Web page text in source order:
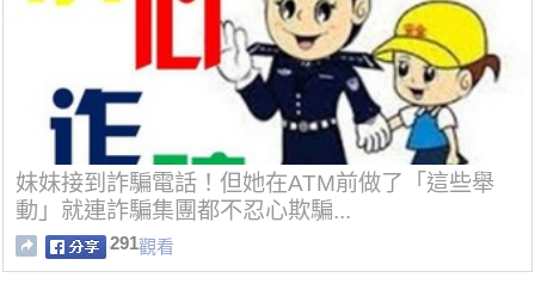
妹妹接到詐騙電話！但她在ATM前做了「這些舉
動」就連詐騙集團都不忍心欺騙...
291觀看